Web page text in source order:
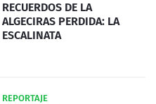
RECUERDOS DE LA
ALGECIRAS PERDIDA: LA
ESCALINATA
REPORTAJE